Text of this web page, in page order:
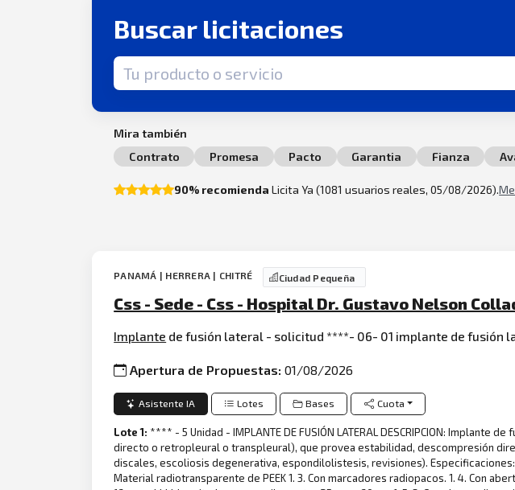
Buscar licitaciones
Término de búsqueda
Mira también
Contrato
Promesa Pacto Garantia Fianza
90% recomienda Licita Ya (1081 usuarios reales, 05/08/2026).
PANAMÁ | HERRERA | CHITRÉ Ciudad Pequeña
Css - Sede - Css - Hospital Dr. Gustavo Nelson
Implante de fusión lateral - solicitud ****- 06- 01 implante de fusión
Apertura de Propuestas:01/08/2026
Asistente IA Lotes Bases Cuota
Lote 1: **** - 5 Unidad - IMPLANTE DE FUSIÓN LATERAL DESCRIPCION:
directo o retropleural o transpleural), que provea estabilidad, descompresión
discales, escoliosis degenerativa, espondilolistesis, revisiones).
Material radiotransparente de PEEK 1. 3. Con marcadores radiopacos. 1. 4. Con